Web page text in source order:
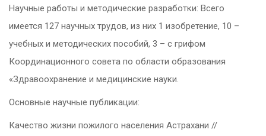
Научные работы и методические разработки: Всего
имеется 127 научных трудов, из них 1 изобретение, 10 –
учебных и методических пособий, 3 – с грифом
Координационного совета по области образования
«Здравоохранение и медицинские науки.
Основные научные публикации:
Качество жизни пожилого населения Астрахани //